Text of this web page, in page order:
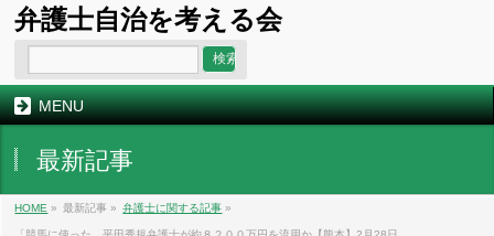
弁護士自治を考える会
MENU
最新記事
HOME » 最新記事 » 弁護士に関する記事 »